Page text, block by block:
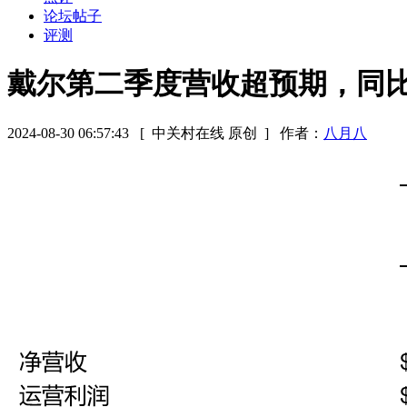
论坛帖子
评测
戴尔第二季度营收超预期，同
2024-08-30 06:57:43 [ 中关村在线 原创 ] 作者： 八月八